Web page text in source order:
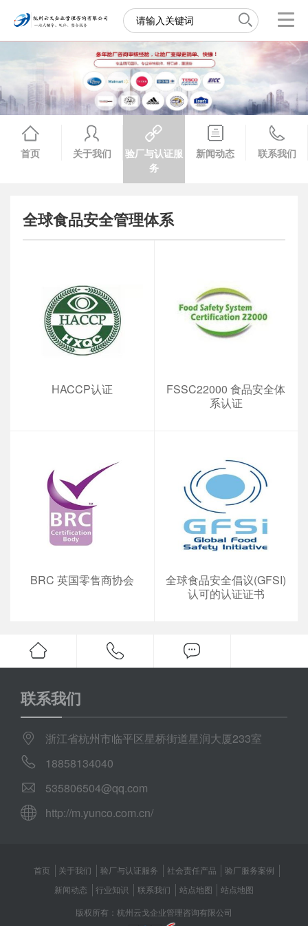
首页 关于我们
验厂与认证服
务
新闻动态 联系我们
全球食品安全管理体系
HACCP认证
FSSC22000 食品安全体
系认证
BRC 英国零售商协会
全球食品安全倡议(GFSI)
认可的认证证书
联系我们
浙江省杭州市临平区星桥街道星润大厦233室
18858134040
535806504@qq.com
http://m.yunco.com.cn/
首页 关于我们 验厂与认证服务 社会责任产品
验厂服务案例
新闻动态
行业知识 联系我们 站点地图
站点地图
版权所有：杭州云戈企业管理咨询有限公司